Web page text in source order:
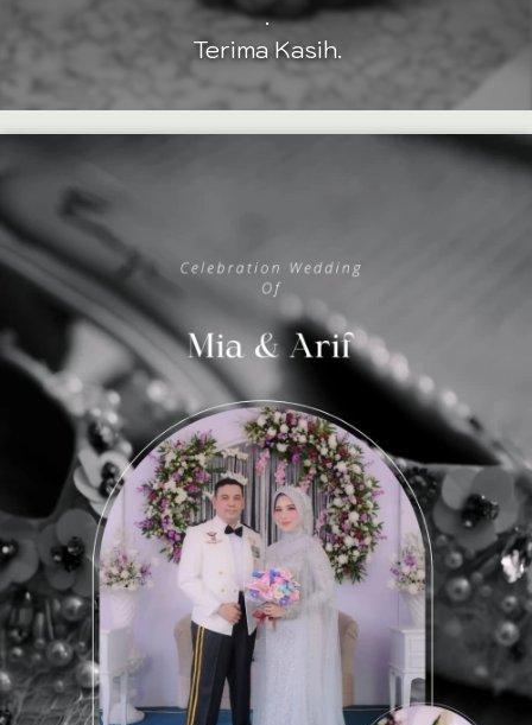
.
Terima Kasih.